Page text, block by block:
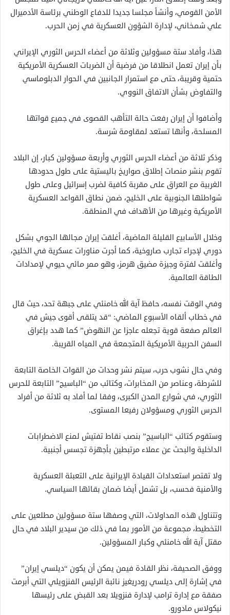
الأمن القومي، وأنشأ مجلسا جديدا للدفاع الوطني برئاسة الأدميرال
علي شمخاني، لإدارة الشؤون العسكرية في زمن الحرب.
هذا، وأفاد ستة مسؤولين وثلاثة من أعضاء الحرس الثوري الإيراني
بأن إيران تعمل انطلاقا من فرضية أن الضربات العسكرية الأمريكية
حتمية وقريبة، حتى مع استمرار الجانبين في الحوار الدبلوماسي
والتفاوض بشأن الاتفاق النووي.
وأضافوا أن إيران رفعت حالة التأهب القصوى في جميع قواتها
المسلحة، وأنها تستعد لمقاومة شرسة.
وذكر ثلاثة من أعضاء الحرس الثوري وأربعة مسؤولين كبار، إن البلاد
تقوم بنشر منصات إطلاق صواريخ باليستية على طول حدودها
الغربية مع العراق على مقربة كافية لضرب إسرائيل وعلى طول
شواطئها الجنوبية على الخليج، ضمن نطاق القواعد العسكرية
الأمريكية وغيرها من الأهداف في المنطقة.
وخلال الأسابيع القليلة الماضية، أغلقت إيران مجالها الجوي بشكل
دوري لإجراء تجارب صاروخية، كما أجرت مناورات عسكرية في الخليج،
وأغلقت لفترة وجيزة مضيق هرمز، وهو ممر مائي حيوي لإمدادات
الطاقة العالمية.
وفي الوقت نفسه، حافظ آية الله خامنئي على جبهة تحد، حيث قال
في خطاب ألقاه الأسبوع الماضي: “قد يتلقى أقوى جيش في
العالم صفعة قوية تجعله عاجزا عن النهوض” كما هدد بإغراق
السفن الحربية الأمريكية المتجمعة في المياه القريبة.
وفي حال نشوب حرب، سيتم نشر وحدات من القوات الخاصة التابعة
للشرطة، وعناصر من المخابرات، وكتائب من “الباسيج” التابعة للحرس
الثوري، في شوارع المدن الكبرى، وفقا لما أفاد به ثلاثة من أفراد
الحرس الثوري ومسؤولان رفيعا المستوى.
وستقوم كتائب “الباسيج” بنصب نقاط تفتيش لمنع الاضطرابات
الداخلية والبحث عن عملاء مرتبطين بأجهزة تجسس أجنبية.
ولا تقتصر استعدادات القيادة الإيرانية على التعبئة العسكرية
والأمنية فحسب، بل تشمل أيضا ضمان بقائها السياسي.
وتتناول هذه المداولات، التي وصفها ستة مسؤولين مطلعين على
التخطيط، مجموعة من الأمور بما في ذلك من سيدير ​​البلاد في حال
مقتل آية الله خامنئي وكبار المسؤولين.
ووفق الصحيفة، نظر القادة فيمن يمكن أن يكون “ديلسي إيران”
في إشارة إلى ديلسي رودريغيز نائبة الرئيس الفنزويلي التي أبرمت
صفقة مع إدارة ترامب لإدارة فنزويلا بعد القبض على رئيسها
نيكولاس مادورو.